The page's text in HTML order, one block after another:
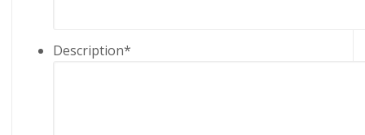
Description*